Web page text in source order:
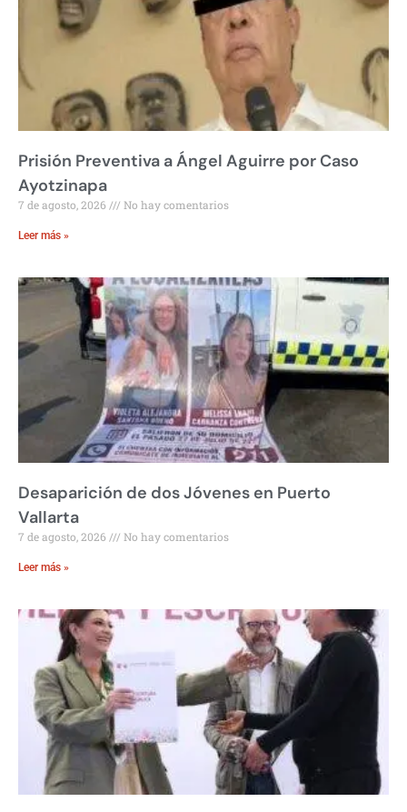
Prisión Preventiva a Ángel Aguirre por Caso
Ayotzinapa
7 de agosto, 2026 No hay comentarios
Leer más »
Desaparición de dos Jóvenes en Puerto
Vallarta
7 de agosto, 2026 No hay comentarios
Leer más »